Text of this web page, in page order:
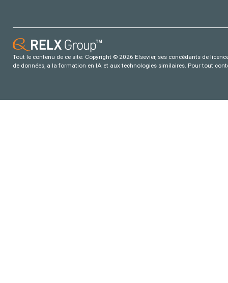
Tout le contenu de ce site: Copyright © 2026 Elsevier, ses concédants de
de données, a la formation en IA et aux technologies similaires. Pour tout